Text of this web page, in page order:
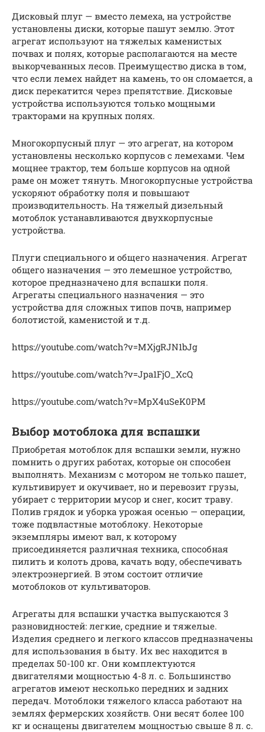
Дисковый плуг — вместо лемеха, на устройстве
установлены диски, которые пашут землю. Этот
агрегат используют на тяжелых каменистых
почвах и полях, которые располагаются на месте
выкорчеванных лесов. Преимущество диска в том,
что если лемех найдет на камень, то он сломается, а
диск перекатится через препятствие. Дисковые
устройства используются только мощными
тракторами на крупных полях.
Многокорпусный плуг — это агрегат, на котором
установлены несколько корпусов с лемехами. Чем
мощнее трактор, тем больше корпусов на одной
раме он может тянуть. Многокорпусные устройства
ускоряют обработку поля и повышают
производительность. На тяжелый дизельный
мотоблок устанавливаются двухкорпусные
устройства.
Плуги специального и общего назначения. Агрегат
общего назначения — это лемешное устройство,
которое предназначено для вспашки поля.
Агрегаты специального назначения — это
устройства для сложных типов почв, например
болотистой, каменистой и т.д.
https://youtube.com/watch?v=MXjgRJN1bJg
https://youtube.com/watch?v=Jpa1FjO_XcQ
https://youtube.com/watch?v=MpX4uSeK0PM
Выбор мотоблока для вспашки
Приобретая мотоблок для вспашки земли, нужно
помнить о других работах, которые он способен
выполнять. Механизм с мотором не только пашет,
культивирует и окучивает, но и перевозит грузы,
убирает с территории мусор и снег, косит траву.
Полив грядок и уборка урожая осенью — операции,
тоже подвластные мотоблоку. Некоторые
экземпляры имеют вал, к которому
присоединяется различная техника, способная
пилить и колоть дрова, качать воду, обеспечивать
электроэнергией. В этом состоит отличие
мотоблоков от культиваторов.
Агрегаты для вспашки участка выпускаются 3
разновидностей: легкие, средние и тяжелые.
Изделия среднего и легкого классов предназначены
для использования в быту. Их вес находится в
пределах 50-100 кг. Они комплектуются
двигателями мощностью 4-8 л. с. Большинство
агрегатов имеют несколько передних и задних
передач. Мотоблоки тяжелого класса работают на
землях фермерских хозяйств. Они весят более 100
кг и оснащены двигателем мощностью свыше 8 л. с.